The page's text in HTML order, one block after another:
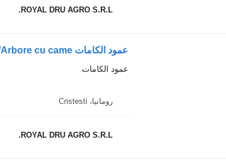
ROYAL DRU AGRO S.R.L.
عمود الكامات
رومانيا، Cristesti
ROYAL DRU AGRO S.R.L.